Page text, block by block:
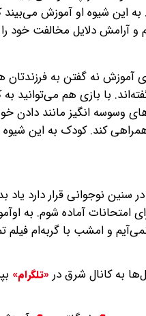
به این شیوه او آموزش
و آرامش دلایل مخالفت خود
آموزش نه گفتن به
با بازی هم
های وسوسه انگیز مانند
همراهی کند. کودک به این
سنین نوجوانی قرار دارد
امتحانات آماده شوم. به
و امشب با گربه‌ام فیلم
به کانال شرق در «تلگرام»